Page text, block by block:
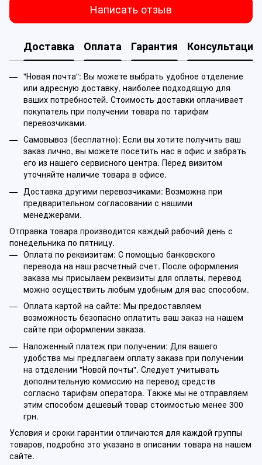
Написать отзыв
Доставка Оплата Гарантия Консультация
"Новая почта": Вы можете выбрать удобное отделение
или адресную доставку, наиболее подходящую для
ваших потребностей. Стоимость доставки оплачивает
покупатель при получении товара по тарифам
перевозчиками.
Самовывоз (бесплатно): Если вы хотите получить ваш
заказ лично, вы можете посетить нас в офис и забрать
его из нашего сервисного центра. Перед визитом
уточняйте наличие товара в офисе.
Доставка другими перевозчиками: Возможна при
предварительном согласовании с нашими
менеджерами.
Отправка товара производится каждый рабочий день с
понедельника по пятницу.
Оплата по реквизитам: С помощью банковского
перевода на наш расчетный счет. После оформления
заказа мы присылаем реквизиты для оплаты, перевод
можно осуществить любым удобным для вас способом.
Оплата картой на сайте: Мы предоставляем
возможность безопасно оплатить ваш заказ на нашем
сайте при оформлении заказа.
Наложенный платеж при получении: Для вашего
удобства мы предлагаем оплату заказа при получении
на отделении "Новой почты". Следует учитывать
дополнительную комиссию на перевод средств
согласно тарифам оператора. Также мы не отправляем
этим способом дешевый товар стоимостью менее 300
грн.
Условия и сроки гарантии отличаются для каждой группы
товаров, подробно это указано в описании товара на нашем
сайте.